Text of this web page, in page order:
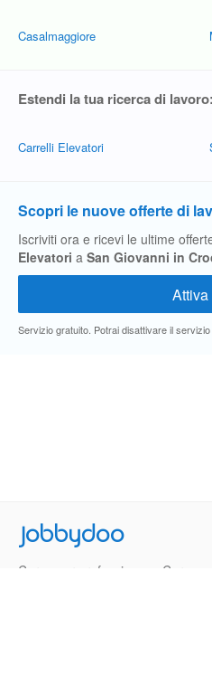
Casalmaggiore
Estendi la tua ricerca di lavoro:
Carrelli Elevatori
Scopri le nuove offerte di
Iscriviti ora e ricevi le ultime
Elevatori a San Giovanni in
Servizio gratuito. Potrai disattivare il
Jobbydoo
Cerca per professione
Cerca